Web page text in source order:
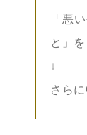
「悪
と」
↓
さら